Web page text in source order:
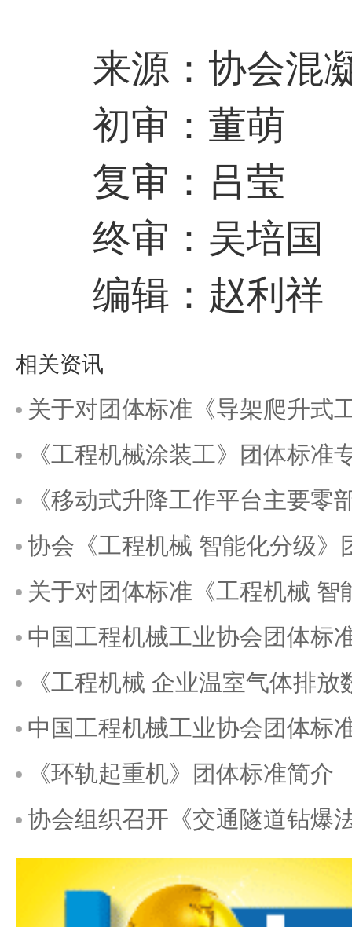
来源：协会混
初审：董萌
复审：吕莹
终审：吴培国
编辑：赵利祥
相关资讯
关于对团体标准《导架爬升式工作平台安装、拆
《工程机械涂装工》团体标准
《移动式升降工作平台主要
协会《工程机械 智能化分级
关于对团体标准《工程机械
中国工程机械工业协会团体标
《工程机械 企业温室气体排放数据收集
中国工程机械工业协会团体标
《环轨起重机》团体标准简介
协会组织召开《交通隧道钻爆